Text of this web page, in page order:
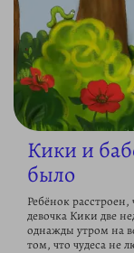
Кики и
было
Ребёнок расстроен,
девочка Кики две
однажды утром на
том, что чудеса не